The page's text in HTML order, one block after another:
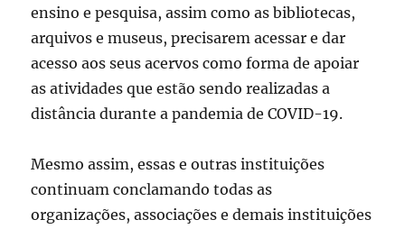
ensino e pesquisa, assim como as bibliotecas,
arquivos e museus, precisarem acessar e dar
acesso aos seus acervos como forma de apoiar
as atividades que estão sendo realizadas a
distância durante a pandemia de COVID-19.
Mesmo assim, essas e outras instituições
continuam conclamando todas as
organizações, associações e demais instituições